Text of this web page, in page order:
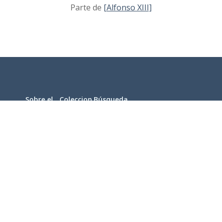
Parte de [Alfonso XIII]
Sobre el
ColeccionBúsqueda